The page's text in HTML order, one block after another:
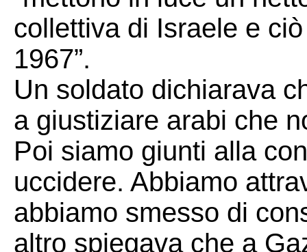
collettiva di Israele e
1967”.
Un soldato dichiarava
a giustiziare arabi che
Poi siamo giunti alla
uccidere. Abbiamo
abbiamo smesso di
altro spiegava che a